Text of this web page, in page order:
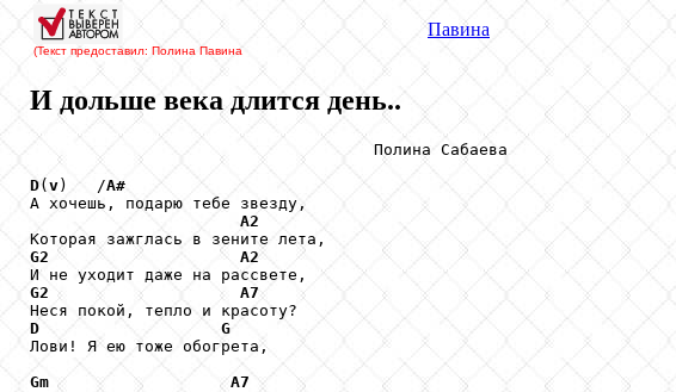
(Текст предоставил: Полина Павина
Павина
И дольше века длится день..
                                    Полина Сабаева
D( v)   /A#
А хочешь, подарю тебе звезду,
A2
G2
A2
G2
A7
D
G
Лови! Я ею тоже обогрета,
Gm
A7